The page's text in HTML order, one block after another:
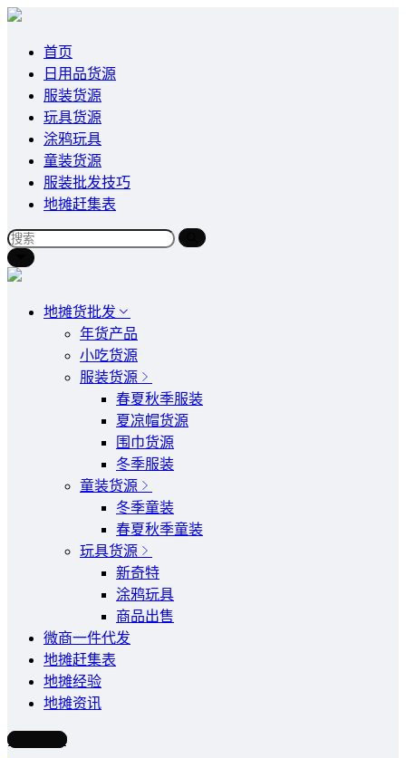
首页
日用品货源
服装货源
玩具货源
涂鸦玩具
童装货源
服装批发技巧
地摊赶集表
地摊货批发
年货产品
小吃货源
服装货源
春夏秋季服装
夏凉帽货源
围巾货源
冬季服装
童装货源
冬季童装
春夏秋季童装
玩具货源
新奇特
涂鸦玩具
商品出售
微商一件代发
地摊赶集表
地摊经验
地摊资讯
写文章